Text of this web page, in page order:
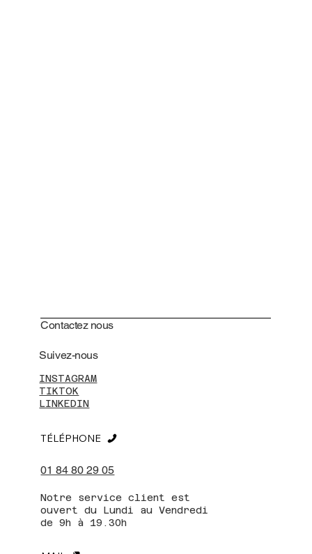
Contactez nous
INSTAGRAM
TIKTOK
LINKEDIN
Suivez-nous
01 84 80 29 05
TÉLÉPHONE
Notre service client est
ouvert du Lundi au Vendredi
de 9h à 19.30h